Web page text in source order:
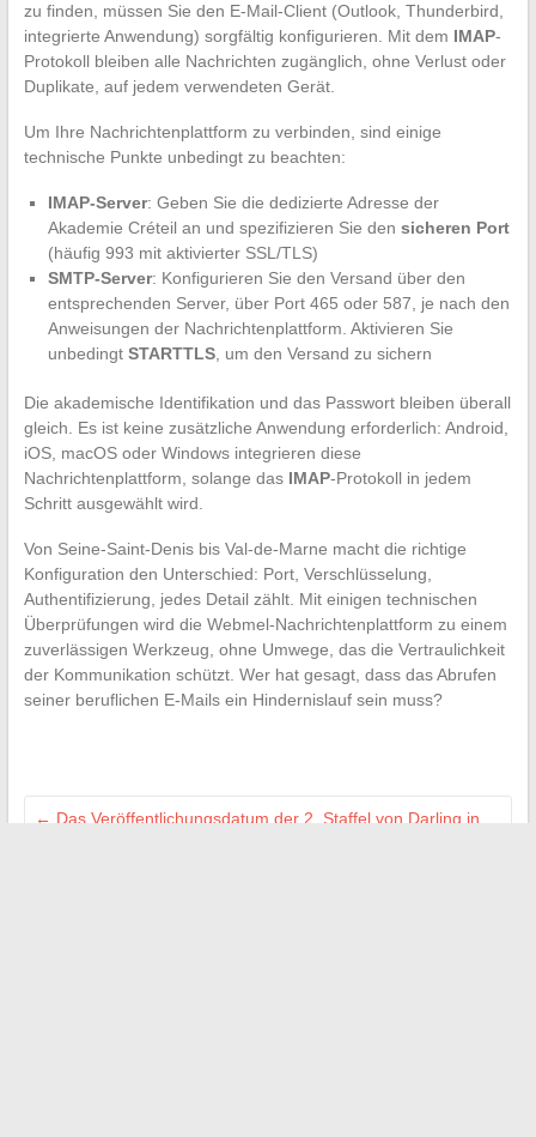
zu finden, müssen Sie den E-Mail-Client (Outlook, Thunderbird,
integrierte Anwendung) sorgfältig konfigurieren. Mit dem IMAP-
Protokoll bleiben alle Nachrichten zugänglich, ohne Verlust oder
Duplikate, auf jedem verwendeten Gerät.
Um Ihre Nachrichtenplattform zu verbinden, sind einige
technische Punkte unbedingt zu beachten:
IMAP-Server: Geben Sie die dedizierte Adresse der
Akademie Créteil an und spezifizieren Sie den sicheren Port
(häufig 993 mit aktivierter SSL/TLS)
SMTP-Server: Konfigurieren Sie den Versand über den
entsprechenden Server, über Port 465 oder 587, je nach den
Anweisungen der Nachrichtenplattform. Aktivieren Sie
unbedingt STARTTLS, um den Versand zu sichern
Die akademische Identifikation und das Passwort bleiben überall
gleich. Es ist keine zusätzliche Anwendung erforderlich: Android,
iOS, macOS oder Windows integrieren diese
Nachrichtenplattform, solange das IMAP-Protokoll in jedem
Schritt ausgewählt wird.
Von Seine-Saint-Denis bis Val-de-Marne macht die richtige
Konfiguration den Unterschied: Port, Verschlüsselung,
Authentifizierung, jedes Detail zählt. Mit einigen technischen
Überprüfungen wird die Webmel-Nachrichtenplattform zu einem
zuverlässigen Werkzeug, ohne Umwege, das die Vertraulichkeit
der Kommunikation schützt. Wer hat gesagt, dass das Abrufen
seiner beruflichen E-Mails ein Hindernislauf sein muss?
← Das Veröffentlichungsdatum der 2. Staffel von Darling in